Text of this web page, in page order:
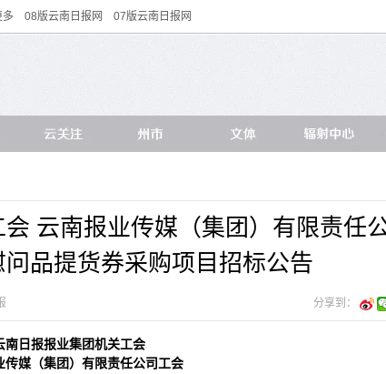
多 08版云南日报网 07版云南日报网
云南报业传媒（集团）有限责任
品提货券采购项目招标公告
分享到：
南日报报业集团机关工会
传媒（集团）有限责任公司工会